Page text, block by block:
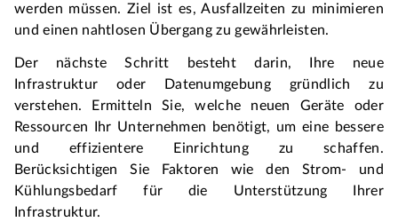
werden müssen. Ziel ist es, Ausfallzeiten zu minimieren
und einen nahtlosen Übergang zu gewährleisten.
Der nächste Schritt besteht darin, Ihre neue
Infrastruktur oder Datenumgebung gründlich zu
verstehen. Ermitteln Sie, welche neuen Geräte oder
Ressourcen Ihr Unternehmen benötigt, um eine bessere
und effizientere Einrichtung zu schaffen.
Berücksichtigen Sie Faktoren wie den Strom- und
Kühlungsbedarf für die Unterstützung Ihrer
Infrastruktur.